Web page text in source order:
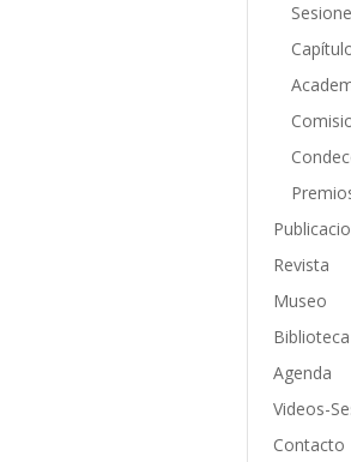
Revista
Museo
Biblioteca
Agenda
Videos-
Contacto